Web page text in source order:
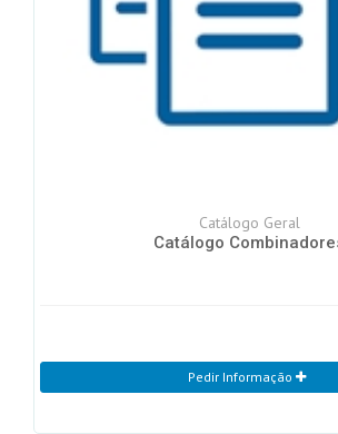
Catálogo Geral
Catálogo
Pedir Informação